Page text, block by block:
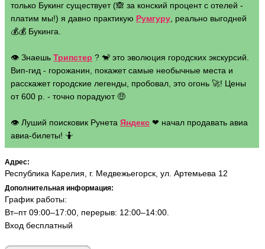
только Букинг существует (🙈 за конский процент с отелей -
платим мы!) я давно практикую Румгуру , реально выгодней
💰💰 Букинга.
👁 Знаешь Трипстер ? 🐒 это эволюция городских экскурсий.
Вип-гид - горожанин, покажет самые необычные места и
расскажет городские легенды, пробовал, это огонь 🚀! Цены
от 600 р. - точно порадуют 🤑
👁 Луший поисковик Рунета Яндекс ❤ начал продавать авиа
авиа-билеты! 🤷
Адрес:
Республика Карелия, г. Медвежьегорск, ул. Артемьева 12
Дополнительная информация:
График работы:
Вт–пт 09:00–17:00, перерыв: 12:00–14:00.
Вход бесплатный